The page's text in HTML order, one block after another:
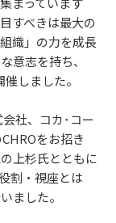
すべきは最大の
織」の力を成長
意志を持ち、
しました。
社、コカ･コー
をお招き
上杉氏とともに
割・視座とは
ました。